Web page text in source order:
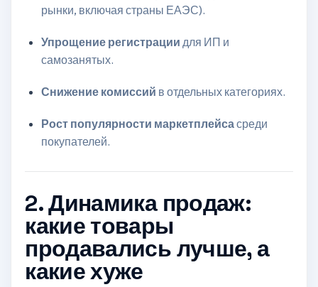
рынки, включая страны ЕАЭС).
Упрощение регистрации для ИП и
самозанятых.
Снижение комиссий в отдельных категориях.
Рост популярности маркетплейсасреди
покупателей.
2. Динамика продаж:
какие товары
продавались лучше, а
какие хуже